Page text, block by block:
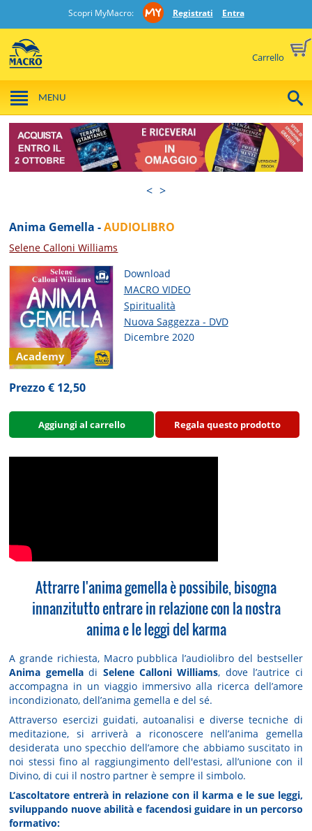
Scopri MyMacro: Registrati Entra
Carrello
MENU
< >
Anima Gemella -AUDIOLIBRO
Selene Calloni Williams
Academy
Download
MACRO VIDEO
Spiritualità
Nuova Saggezza - DVD
Dicembre 2020
Prezzo € 12,50
Aggiungi al carrello Regala questo prodotto
Attrarre l'anima gemella è possibile, bisogna
innanzitutto entrare in relazione con la nostra
anima e le leggi del karma
A grande richiesta, Macro pubblica l’audiolibro del bestseller
Anima gemelladi Selene Calloni Williams, dove l’autrice ci
accompagna in un viaggio immersivo alla ricerca dell’amore
incondizionato, dell’anima gemella e del sé.
Attraverso esercizi guidati, autoanalisi e diverse tecniche di
meditazione, si arriverà a riconoscere nell’anima gemella
desiderata uno specchio dell’amore che abbiamo suscitato in
noi stessi fino al raggiungimento dell'estasi, all’unione con il
Divino, di cui il nostro partner è sempre il simbolo.
L’ascoltatore entrerà in relazione con il karma e le sue leggi,
sviluppando nuove abilità e facendosi guidare in un percorso
formativo: